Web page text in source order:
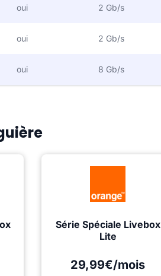
oui 2 Gb/s
oui 2 Gb/s
oui 8 Gb/s
Série Spéciale Livebox
Lite
29,99€/mois